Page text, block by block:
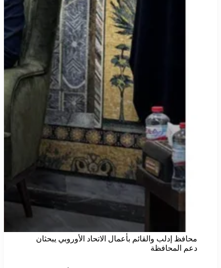
محافظ إدلب والقائم بأعمال الاتحاد الأوروبي يبحثان
دعم المحافظة